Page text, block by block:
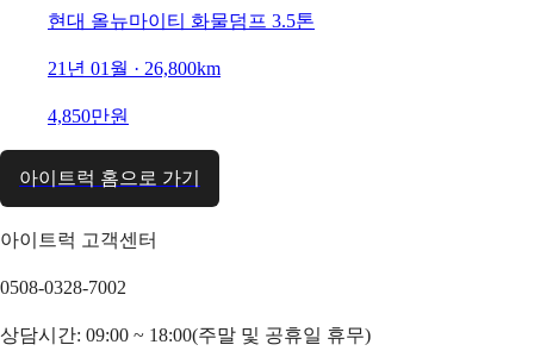
현대 올뉴마이티 화물덤프 3.5톤
21년 01월 · 26,800km
4,850만원
아이트럭 홈으로 가기
아이트럭 고객센터
0508-0328-7002
상담시간: 09:00 ~ 18:00(주말 및 공휴일 휴무)